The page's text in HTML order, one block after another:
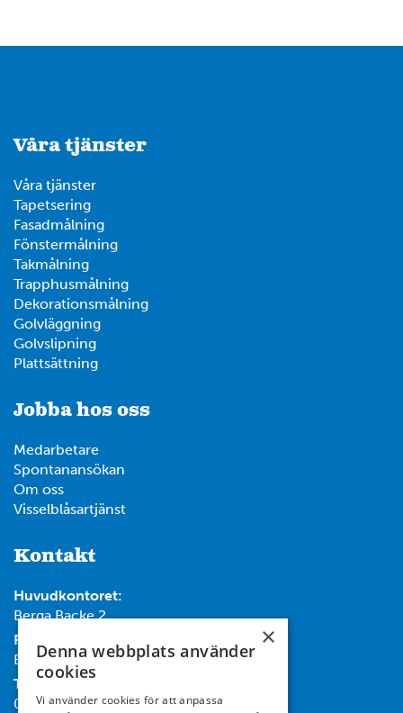
Våra tjänster
Våra tjänster
Tapetsering
Fasadmålning
Fönstermålning
Takmålning
Trapphusmålning
Dekorationsmålning
Golvläggning
Golvslipning
Plattsättning
Jobba hos oss
Medarbetare
Spontanansökan
Om oss
Visselblåsartjänst
Kontakt
Huvudkontoret:
Berga Backe 2
Post:
Box 732, 182 17 Danderyd
Tel:
08-714 35 00
×
Denna webbplats använder
cookies
Vi använder cookies för att anpassa